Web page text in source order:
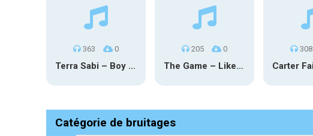
363 0
Terra Sabi – Boy Game X Marcia Cruz
205 0
The Game – Like Father Like Daughter
308
Catégorie de bruitages